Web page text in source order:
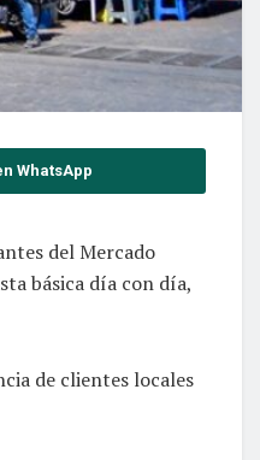
WhatsApp
del Mercado
básica día con día,
de clientes locales